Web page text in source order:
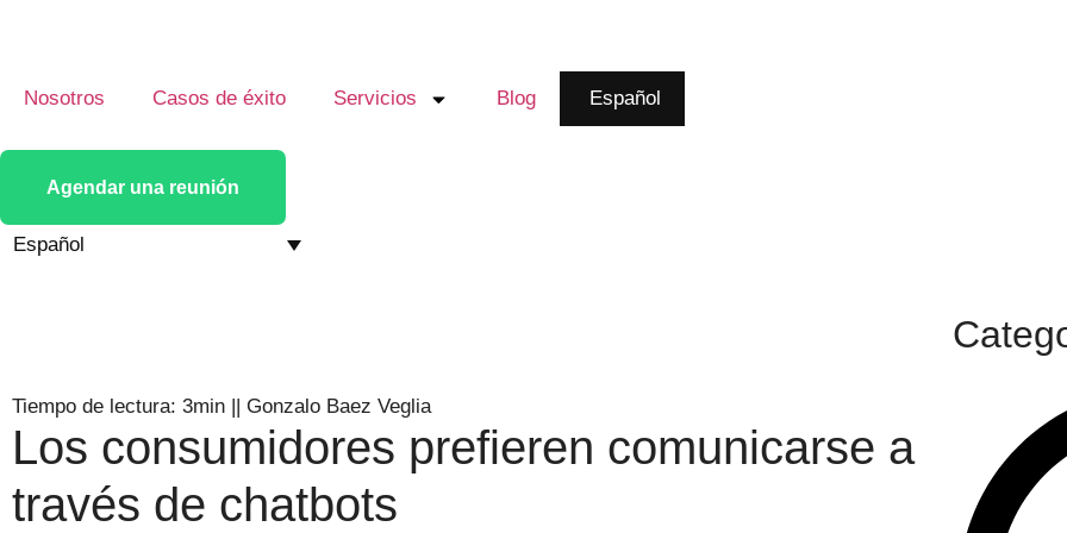
Nosotros Casos de éxito Servicios Blog Español
Agendar una reunión
Español
Tiempo de lectura: 3min || Gonzalo Baez Veglia
Los consumidores prefieren comunicarse a
través de chatbots